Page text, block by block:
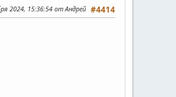
#4414
2024, 15:36:54 от Андрей